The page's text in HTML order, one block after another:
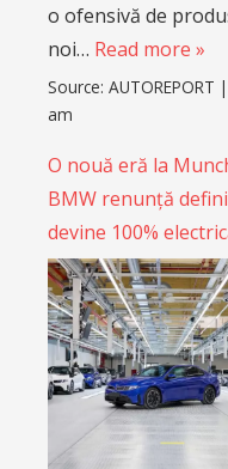
o ofensivă de
noi… Read more »
Source: AUTOREPORT |
am
O nouă eră la
BMW renunță
devine 100%